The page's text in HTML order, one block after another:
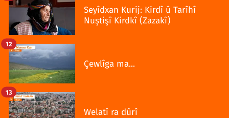
Seyîdxan Kurij: Kirdî û Tarîhî
Nuştişî Kirdkî (Zazakî)
Çewlîga ma...
12
Welatî ra dûrî
13